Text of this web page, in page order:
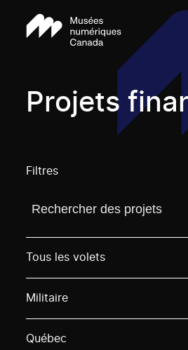
Projets
Filtres
Trouvez un projetVous
Tous les volets
Militaire
Québec